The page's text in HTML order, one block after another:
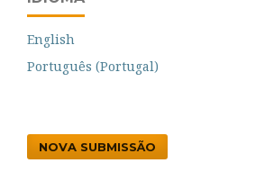
English
Português (Portugal)
NOVA SUBMISSÃO